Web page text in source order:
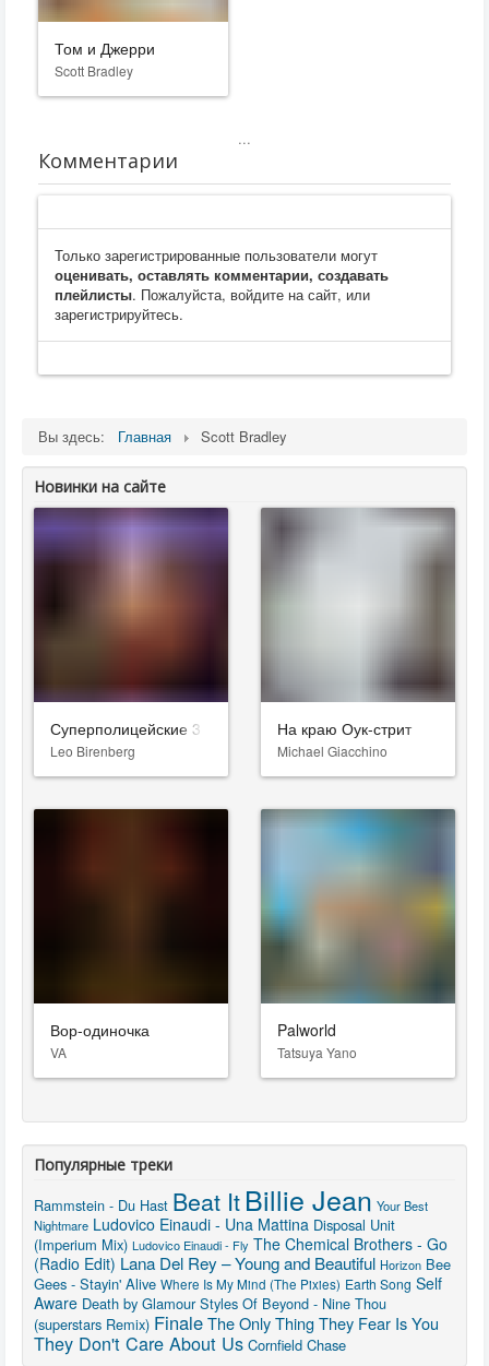
Том и Джерри
Scott Bradley
...
Комментарии
Только зарегистрированные пользователи могут
оценивать, оставлять комментарии, создавать
плейлисты. Пожалуйста, войдите на сайт, или
зарегистрируйтесь.
Вы здесь: Главная Scott Bradley
Новинки на сайте
Суперполицейские 3
Leo Birenberg
На краю Оук-стрит
Michael Giacchino
Вор-одиночка
VA
Palworld
Tatsuya Yano
Популярные треки
Rammstein - Du Hast Beat ItBillie Jean Your Best
Nightmare Ludovico Einaudi - Una Mattina Disposal Unit
(Imperium Mix) Ludovico Einaudi - Fly The Chemical Brothers - Go
(Radio Edit) Lana Del Rey – Young and Beautiful Horizon Bee
Gees - Stayin' Alive Where Is My Mind (The Pixies) Earth Song Self
Aware Death by Glamour Styles Of Beyond - Nine Thou
(superstars Remix) FinaleThe Only Thing They Fear Is You
They Don't Care About Us Cornfield Chase